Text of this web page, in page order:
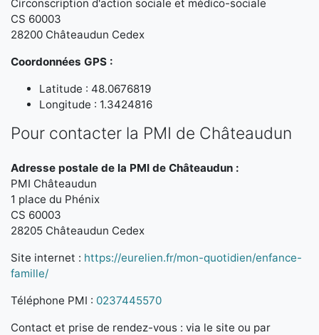
Circonscription d'action sociale et médico-sociale
CS 60003
28200 Châteaudun Cedex
Coordonnées GPS :
Latitude : 48.0676819
Longitude : 1.3424816
Pour contacter la PMI de Châteaudun
Adresse postale de la PMI de Châteaudun :
PMI Châteaudun
1 place du Phénix
CS 60003
28205 Châteaudun Cedex
Site internet : https://eurelien.fr/mon-quotidien/enfance-
famille/
Téléphone PMI : 0237445570
Contact et prise de rendez-vous : via le site ou par